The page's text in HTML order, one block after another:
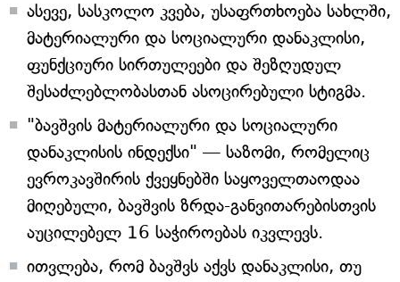
ასევე, სასკოლო კვება, უსაფრთხოება სახლში,
მატერიალური და სოციალური დანაკლისი,
ფუნქციური სირთულეები და შეზღუდულ
შესაძლებლობასთან ასოცირებული სტიგმა.
"ბავშვის მატერიალური და სოციალური
დანაკლისის ინდექსი" — საზომი, რომელიც
ევროკავშირის ქვეყნებში საყოველთაოდაა
მიღებული, ბავშვის ზრდა-განვითარებისთვის
აუცილებელ 16 საჭიროებას იკვლევს.
ითვლება, რომ ბავშვს აქვს დანაკლისი, თუ